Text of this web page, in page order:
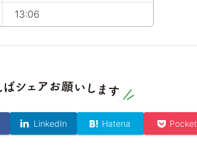
13:06
LinkedIn Hatena Pocket